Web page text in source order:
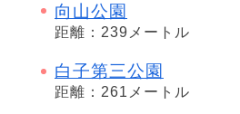
向山公園
距離：239メートル
白子第三公園
距離：261メートル